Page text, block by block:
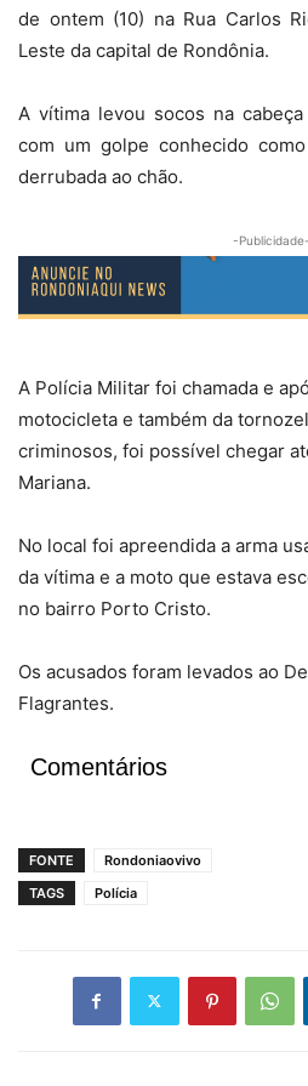
de ontem (10) na Rua Carlos
Leste da capital de Rondônia.
A vítima levou socos na
com um golpe conhecido
derrubada ao chão.
-Publicidade-
A Polícia Militar foi chamada e
motocicleta e também da
criminosos, foi possível chegar
Mariana.
No local foi apreendida a arma
da vítima e a moto que estava
no bairro Porto Cristo.
Os acusados foram levados ao
Flagrantes.
Comentários
FONTE
Rondoniaovivo
TAGS
Polícia